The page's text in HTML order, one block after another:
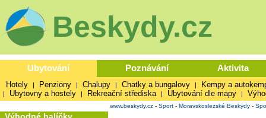
Beskydy.cz
Ubytování Poznávání Aktivita
Hotely | Penziony | Chalupy | Chatky a bungalovy | Kempy a
| Ubytovny a hostely | Rekreační střediska | Ubytování dle mapy |
www.beskydy.cz - Sport - Moravskoslezské Beskydy -